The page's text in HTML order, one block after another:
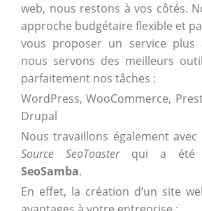
web, nous restons à vos côtés.
approche budgétaire flexible et
vous proposer un service plus
nous servons des meilleurs
parfaitement nos tâches :
WordPress, WooCommerce,
Drupal
Nous travaillons également avec
Source SeoToasterqui a été
SeoSamba.
En effet, la création d’un site